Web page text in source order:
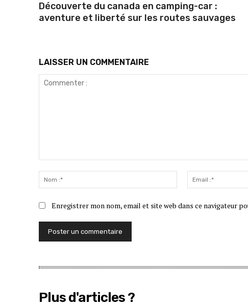
Découverte du canada en camping-car :
aventure et liberté sur les routes sauvages
LAISSER UN COMMENTAIRE
:*
Enregistrer mon nom, email et site web dans ce navigateur
Plus d'articles ?